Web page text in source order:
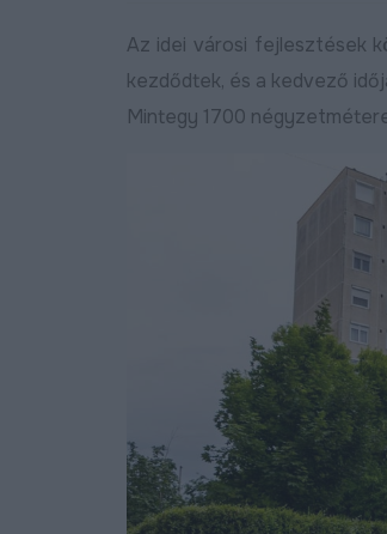
Az idei városi fejlesztések
kezdődtek, és a kedvező
Mintegy 1700
Bővebben
2024.11.07